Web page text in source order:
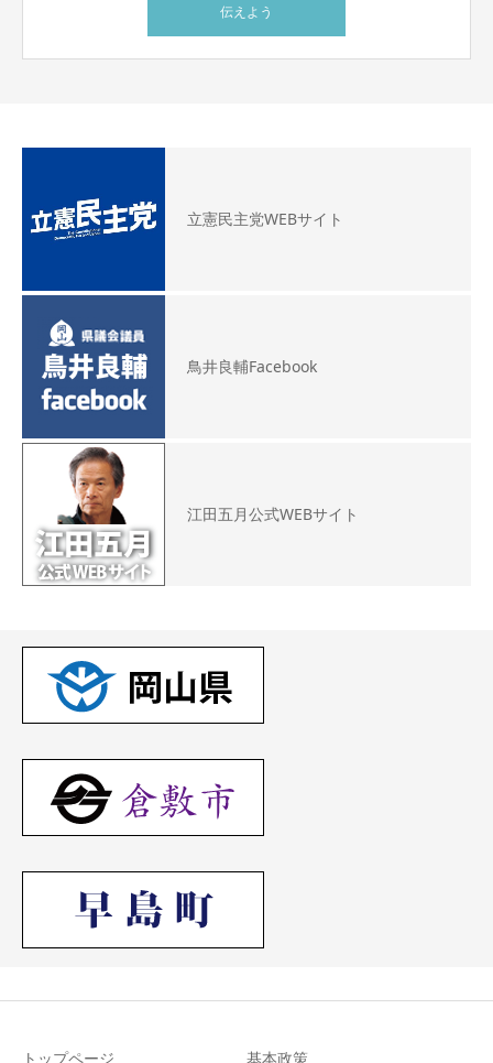
伝えよう
立憲民主党WEBサイト
鳥井良輔Facebook
江田五月公式WEBサイト
トップページ 基本政策